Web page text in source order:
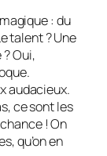
: du
talent ? Une
Oui,
audacieux.
ce sont les
! On
qu’on en